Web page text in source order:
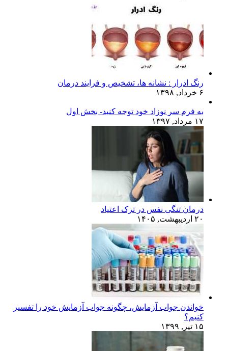
رنگ ادرار : نشانه ها، تشخیص و فرایند درمان
۶ خرداد, ۱۳۹۸
به فرم سر نوزاد خود توجه کنید- بخش اول
۱۷ مرداد, ۱۳۹۷
درمان تنگی نفس در ترک اعتیاد
۲۰ اردیبهشت, ۱۴۰۵
خواندن جواب آزمایش، چگونه جواب آزمایش خود را تفسیر
کنیم؟
۱۵ تیر, ۱۳۹۹